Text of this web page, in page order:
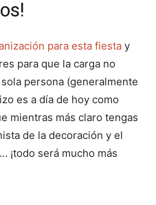
para esta fiesta y
para que la carga no
persona (generalmente
es a día de hoy como
mientras más claro tengas
de la decoración y el
¡todo será mucho más